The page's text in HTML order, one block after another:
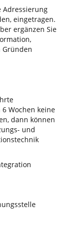
Adressierung
eingetragen.
ergänzen Sie
Gründen
Wochen keine
dann können
und